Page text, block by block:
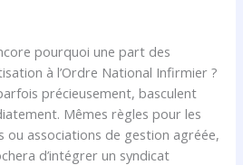
pourquoi une part des
à l’Ordre National Infirmier ?
précieusement, basculent
Mêmes règles pour les
ou associations de gestion agréée,
d’intégrer un syndicat